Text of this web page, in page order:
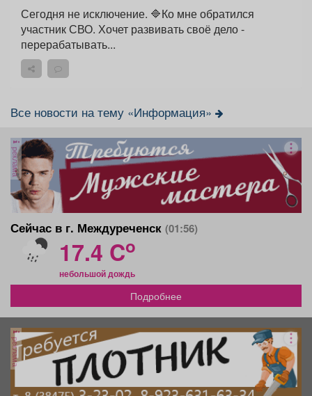
Сегодня не исключение. 🔷Ко мне обратился
участник СВО. Хочет развивать своё дело -
перерабатывать...
Все новости на тему «Информация»
реклама
Сейчас в г. Междуреченск (01:56)
17.4 Co
небольшой дождь
Подробнее
реклама